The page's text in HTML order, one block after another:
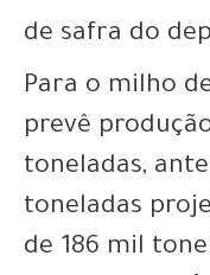
de safra do
Para o milho
prevê
toneladas,
toneladas
de 186 mil